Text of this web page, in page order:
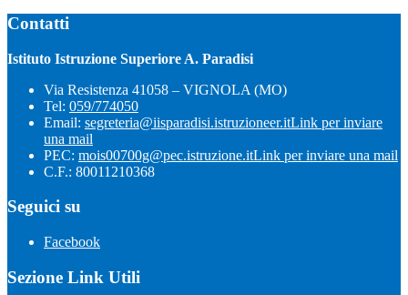
Contatti
Istituto Istruzione Superiore A. Paradisi
Via Resistenza 41058 – VIGNOLA (MO)
Tel: 059/774050
Email: segreteria@iisparadisi.istruzioneer.itLink per inviare
una mail
PEC: mois00700g@pec.istruzione.itLink per inviare una mail
C.F.: 80011210368
Seguici su
Facebook
Sezione Link Utili